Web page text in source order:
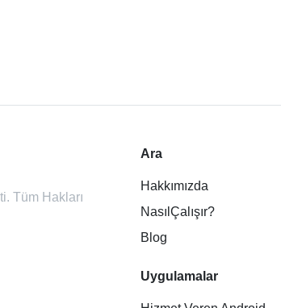
Tüm Hakları
Ara
Hakkımızda
NasılÇalışır?
Blog
Uygulamalar